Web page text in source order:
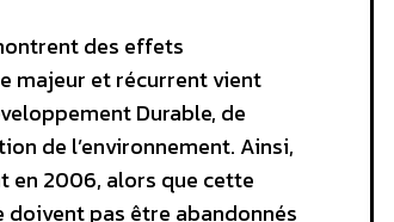
des effets
majeur et récurrent vient
Durable, de
de l’environnement. Ainsi,
en 2006, alors que cette
doivent pas être abandonnés